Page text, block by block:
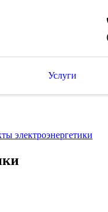
Услуги
электроэнергетики